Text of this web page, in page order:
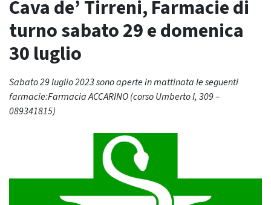
Cava de’ Tirreni, Farmacie di
turno sabato 29 e domenica
30 luglio
Sabato 29 luglio 2023 sono aperte in mattinata le seguenti
farmacie:Farmacia ACCARINO (corso Umberto I, 309 –
089341815)